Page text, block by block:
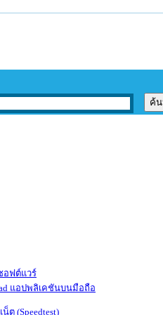
อฟต์แวร์
แอปพลิเคชันบนมือถือ
ต (Speedtest)